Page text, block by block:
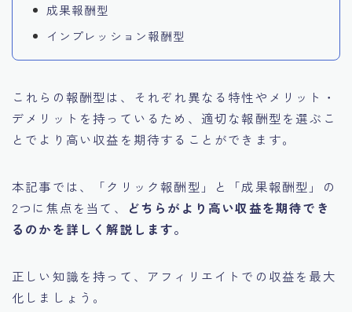
成果報酬型
インプレッション報酬型
これらの報酬型は、それぞれ異なる特性やメリット・
デメリットを持っているため 、適切な報酬型を選ぶこ
とでより高い収益を期待することができます。
本記事では、「 クリック報酬型 」と「成果報酬型 」の
2つに焦点を当て、
どちらがより高い収益を期待でき
るのかを詳しく解説します。
正しい知識を持って、アフィリエイトでの収益を最大
化しましょう。